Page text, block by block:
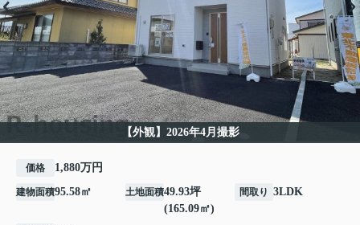
【外観】2026年4月撮影
価格 1,880万円
建物面積95.58㎡ 土地面積49.93坪
(165.09㎡)
間取り 3LDK